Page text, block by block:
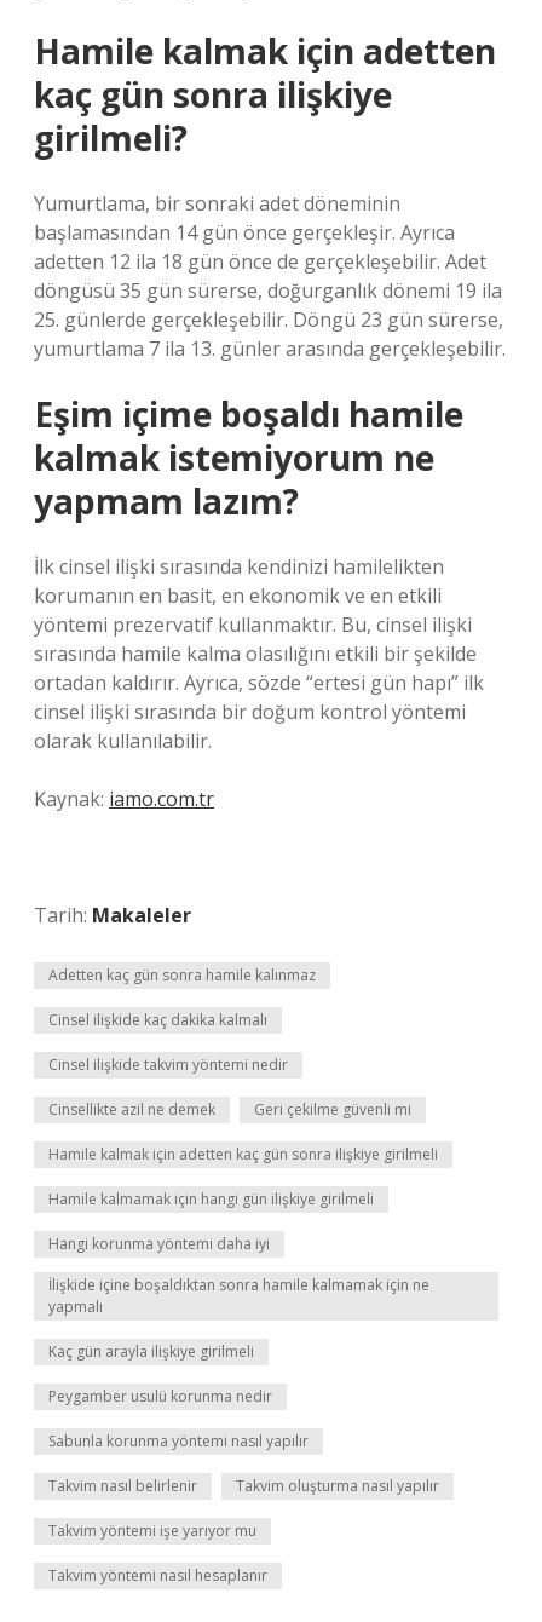
Hamile kalmak için adetten
kaç gün sonra ilişkiye
girilmeli?
Yumurtlama, bir sonraki adet döneminin
başlamasından 14 gün önce gerçekleşir. Ayrıca
adetten 12 ila 18 gün önce de gerçekleşebilir. Adet
döngüsü 35 gün sürerse, doğurganlık dönemi 19 ila
25. günlerde gerçekleşebilir. Döngü 23 gün sürerse,
yumurtlama 7 ila 13. günler arasında gerçekleşebilir.
Eşim içime boşaldı hamile
kalmak istemiyorum ne
yapmam lazım?
İlk cinsel ilişki sırasında kendinizi hamilelikten
korumanın en basit, en ekonomik ve en etkili
yöntemi prezervatif kullanmaktır. Bu, cinsel ilişki
sırasında hamile kalma olasılığını etkili bir şekilde
ortadan kaldırır. Ayrıca, sözde “ertesi gün hapı” ilk
cinsel ilişki sırasında bir doğum kontrol yöntemi
olarak kullanılabilir.
Kaynak: iamo.com.tr
Tarih: Makaleler
Adetten kaç gün sonra hamile kalınmaz
Cinsel ilişkide kaç dakika kalmalı
Cinsel ilişkide takvim yöntemi nedir
Cinsellikte azil ne demek Geri çekilme güvenli mi
Hamile kalmak için adetten kaç gün sonra ilişkiye girilmeli
Hamile kalmamak için hangi gün ilişkiye girilmeli
Hangi korunma yöntemi daha iyi
İlişkide içine boşaldıktan sonra hamile kalmamak için ne
yapmalı
Kaç gün arayla ilişkiye girilmeli
Peygamber usulü korunma nedir
Sabunla korunma yöntemi nasıl yapılır
Takvim nasıl belirlenir Takvim oluşturma nasıl yapılır
Takvim yöntemi işe yarıyor mu
Takvim yöntemi nasıl hesaplanır